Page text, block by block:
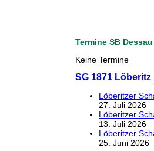
Termine SB Dessau
Keine Termine
SG 1871 Löberitz
Löberitzer
27. Juli 2026
Löberitzer
13. Juli 2026
Löberitzer
25. Juni 2026